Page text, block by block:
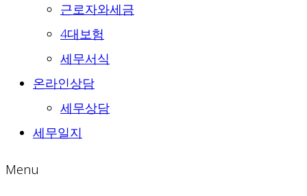
근로자와세금
4대보험
세무서식
온라인상담
세무상담
세무일지
Menu